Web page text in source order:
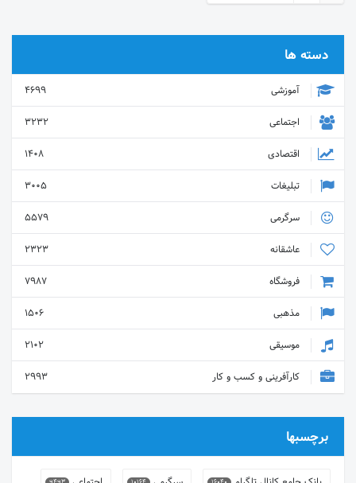
دسته ها
آموزشی
4699
اجتماعی
3232
اقتصادی
1408
تبلیغات
3005
سرگرمی
5579
عاشقانه
2323
فروشگاه
7987
مذهبی
1506
موسیقی
2102
کارآفرینی و کسب و کار
2993
برچسبها